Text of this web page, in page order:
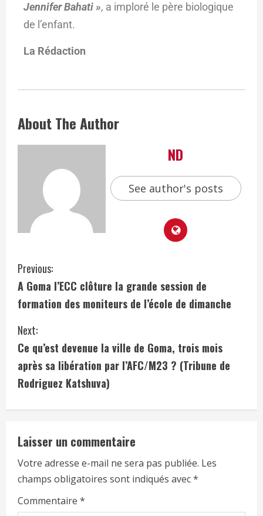
Jennifer Bahati », a imploré le père biologique
de l’enfant.
La Rédaction
About The Author
ND
See author's posts
Previous:
A Goma l’ECC clôture la grande session de
formation des moniteurs de l’école de dimanche
Next:
Ce qu’est devenue la ville de Goma, trois mois
après sa libération par l’AFC/M23 ? (Tribune de
Rodriguez Katshuva)
Laisser un commentaire
Votre adresse e-mail ne sera pas publiée. Les
champs obligatoires sont indiqués avec*
Commentaire *